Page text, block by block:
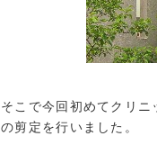
そこで今回初めてクリ
の剪定を行いました。